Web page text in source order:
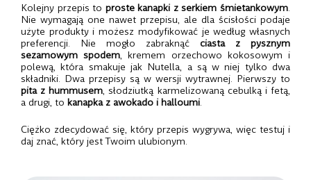
Kolejny przepis to proste kanapki z serkiem śmietankowym.
Nie wymagają one nawet przepisu, ale dla ścisłości podaje
użyte produkty i możesz modyfikować je według własnych
preferencji. Nie mogło zabraknąć ciasta z pysznym
sezamowym spodem, kremem orzechowo kokosowym i
polewą, która smakuje jak Nutella, a są w niej tylko dwa
składniki. Dwa przepisy są w wersji wytrawnej. Pierwszy to
pita z hummusem, słodziutką karmelizowaną cebulką i fetą,
a drugi, to kanapka z awokado i halloumi.
Ciężko zdecydować się, który przepis wygrywa, więc testuj i
daj znać, który jest Twoim ulubionym.